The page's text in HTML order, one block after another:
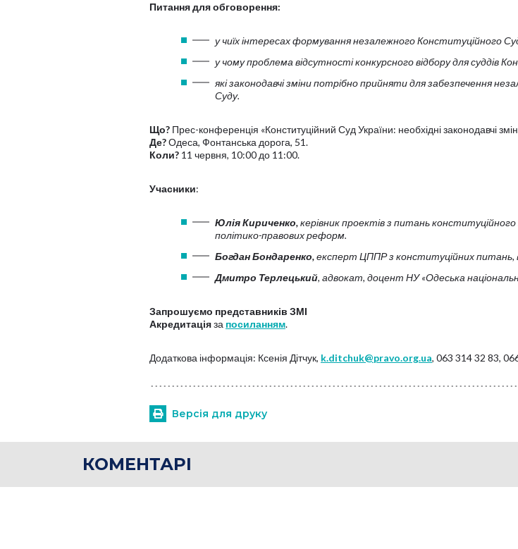
Питання для обговорення:
у чиїх інтересах формування незалежного Конституційного
у чому проблема відсутності конкурсного відбору для суддів
які законодавчі зміни потрібно прийняти для забезпечення
Суду.
Що? Прес-конференція «Конституційний Суд України: необхідні законодавчі
Де?Одеса, Фонтанська дорога, 51.
Коли? 11 червня, 10:00 до 11:00.
Учасники:
Юлія Кириченко,керівник проектів з питань
політико-правових реформ.
Богдан Бондаренко,експерт ЦППР з конституційних питань,
Дмитро Терлецький, адвокат, доцент НУ «Одеська
Запрошуємо представників ЗМІ
Акредитаціяза посиланням.
Додаткова інформація: Ксенія Дітчук, k.ditchuk@pravo.org.ua, 063 314 32 83,
Версія для друку
КОМЕНТАРІ